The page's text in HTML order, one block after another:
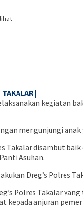
TAKALAR |
kegiatan
mengunjungi
Takalar disambut
Asuhan.
Dreg’s Polres
Polres Takalar
kepada anjuran